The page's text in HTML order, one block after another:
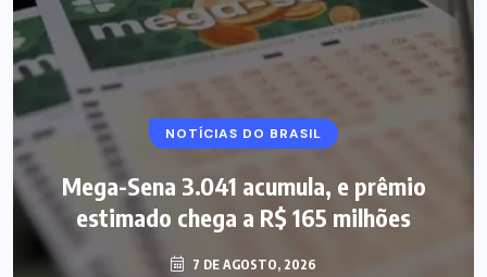
NOTÍCIAS DO BRASIL
Mega-Sena 3.041 acumula, e prêmio
estimado chega a R$ 165 milhões
7 DE AGOSTO, 2026